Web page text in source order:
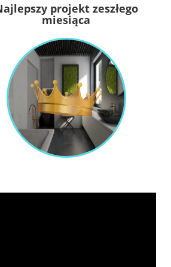
projekt zeszłego
miesiąca